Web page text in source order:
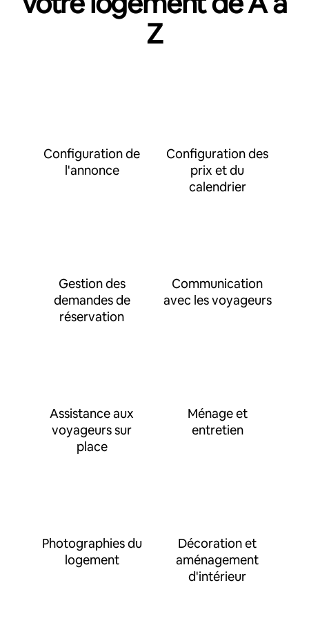
Z
Configuration de
l'annonce
Configuration des
prix et du
calendrier
Gestion des
demandes de
réservation
Communication
avec les voyageurs
Assistance aux
voyageurs sur
place
Ménage et
entretien
Photographies du
logement
Décoration et
aménagement
d'intérieur